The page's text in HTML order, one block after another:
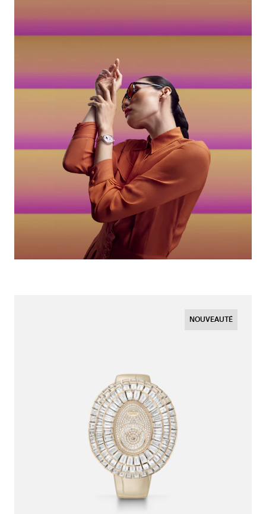
NOUVEAUTÉ